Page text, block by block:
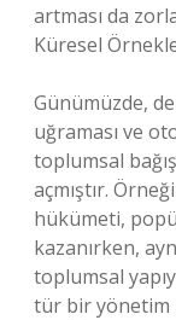
artması da
Küresel
Günümüzde,
uğraması ve
toplumsal
açmıştır.
hükümeti,
kazanırken,
toplumsal
tür bir yönetim